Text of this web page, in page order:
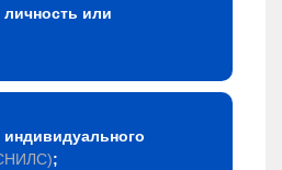
или
;